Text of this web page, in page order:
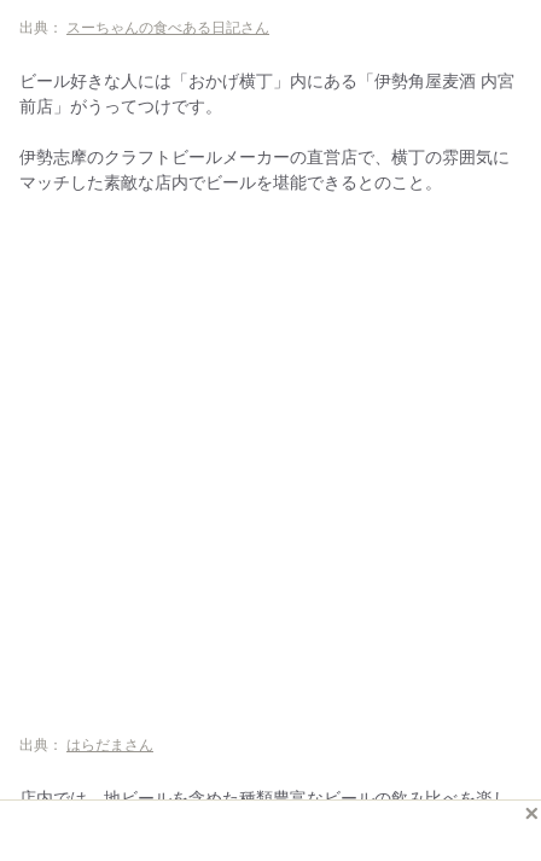
出典： スーちゃんの食べある日記さん
ビール好きな人には「おかげ横丁」内にある「伊勢角屋麦酒 内宮
前店」がうってつけです。
伊勢志摩のクラフトビールメーカーの直営店で、横丁の雰囲気に
マッチした素敵な店内でビールを堪能できるとのこと。
出典： はらだまさん
店内では、地ビールを含めた種類豊富なビールの飲み比べを楽し